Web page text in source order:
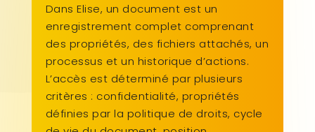
Dans Elise, un document est un
enregistrement complet comprenant
des propriétés, des fichiers attachés, un
processus et un historique d’actions.
L’accès est déterminé par plusieurs
critères : confidentialité, propriétés
définies par la politique de droits, cycle